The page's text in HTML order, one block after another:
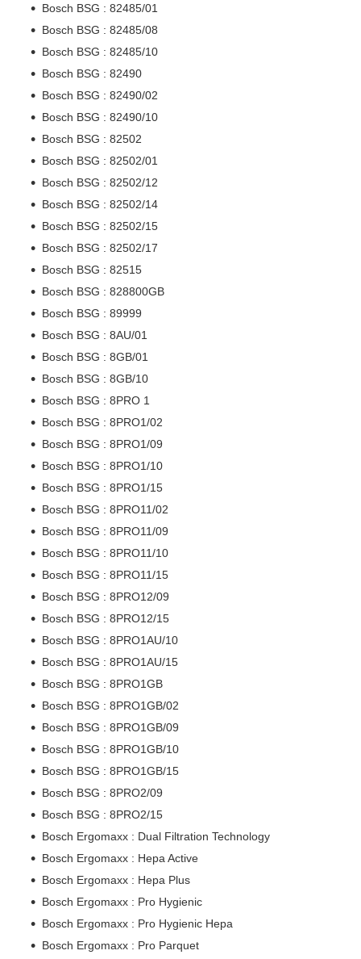
Bosch BSG : 82485/01
Bosch BSG : 82485/08
Bosch BSG : 82485/10
Bosch BSG : 82490
Bosch BSG : 82490/02
Bosch BSG : 82490/10
Bosch BSG : 82502
Bosch BSG : 82502/01
Bosch BSG : 82502/12
Bosch BSG : 82502/14
Bosch BSG : 82502/15
Bosch BSG : 82502/17
Bosch BSG : 82515
Bosch BSG : 828800GB
Bosch BSG : 89999
Bosch BSG : 8AU/01
Bosch BSG : 8GB/01
Bosch BSG : 8GB/10
Bosch BSG : 8PRO 1
Bosch BSG : 8PRO1/02
Bosch BSG : 8PRO1/09
Bosch BSG : 8PRO1/10
Bosch BSG : 8PRO1/15
Bosch BSG : 8PRO11/02
Bosch BSG : 8PRO11/09
Bosch BSG : 8PRO11/10
Bosch BSG : 8PRO11/15
Bosch BSG : 8PRO12/09
Bosch BSG : 8PRO12/15
Bosch BSG : 8PRO1AU/10
Bosch BSG : 8PRO1AU/15
Bosch BSG : 8PRO1GB
Bosch BSG : 8PRO1GB/02
Bosch BSG : 8PRO1GB/09
Bosch BSG : 8PRO1GB/10
Bosch BSG : 8PRO1GB/15
Bosch BSG : 8PRO2/09
Bosch BSG : 8PRO2/15
Bosch Ergomaxx : Dual Filtration Technology
Bosch Ergomaxx : Hepa Active
Bosch Ergomaxx : Hepa Plus
Bosch Ergomaxx : Pro Hygienic
Bosch Ergomaxx : Pro Hygienic Hepa
Bosch Ergomaxx : Pro Parquet